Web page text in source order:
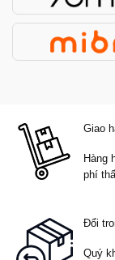
Giao
Hàng
phí
Đổi
Quý